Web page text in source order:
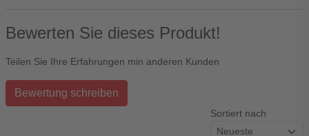
Bewerten Sie dieses Produkt!
Teilen Sie Ihre Erfahrungen min anderen Kunden
Bewertung schreiben
Sortiert nach